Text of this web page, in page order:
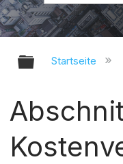
Globale
Startseite